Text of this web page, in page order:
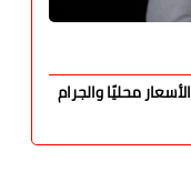
محليًا والجرام